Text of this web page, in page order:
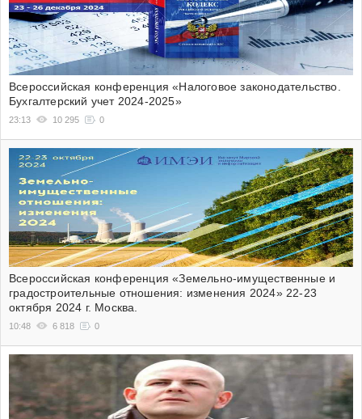
Всероссийская конференция «Налоговое законодательство.
Бухгалтерский учет 2024-2025»
23:13 10 295 0
Всероссийская конференция «Земельно-имущественные и
градостроительные отношения: изменения 2024» 22-23
октября 2024 г. Москва.
10:48 6 818 0